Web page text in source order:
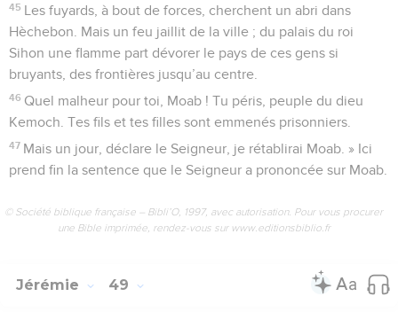
45 Les fuyards, à bout de forces, cherchent un abri dans
Hèchebon. Mais un feu jaillit de la ville ; du palais du roi
Sihon une flamme part dévorer le pays de ces gens si
bruyants, des frontières jusqu’au centre.
46 Quel malheur pour toi, Moab ! Tu péris, peuple du dieu
Kemoch. Tes fils et tes filles sont emmenés prisonniers.
47 Mais un jour, déclare le Seigneur, je rétablirai Moab. » Ici
prend fin la sentence que le Seigneur a prononcée sur Moab.
© Société biblique française – Bibli’O, 1997, avec autorisation. Pour vous procurer
une Bible imprimée, rendez-vous sur www.editionsbiblio.fr
Jérémie 49